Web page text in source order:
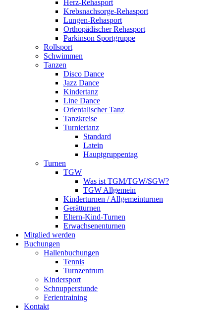
Herz-Rehasport
Krebsnachsorge-Rehasport
Lungen-Rehasport
Orthopädischer Rehasport
Parkinson Sportgruppe
Rollsport
Schwimmen
Tanzen
Disco Dance
Jazz Dance
Kindertanz
Line Dance
Orientalischer Tanz
Tanzkreise
Turniertanz
Standard
Latein
Hauptgruppentag
Turnen
TGW
Was ist TGM/TGW/SGW?
TGW Allgemein
Kinderturnen / Allgemeinturnen
Gerätturnen
Eltern-Kind-Turnen
Erwachsenenturnen
Mitglied werden
Buchungen
Hallenbuchungen
Tennis
Turnzentrum
Kindersport
Schnupperstunde
Ferientraining
Kontakt